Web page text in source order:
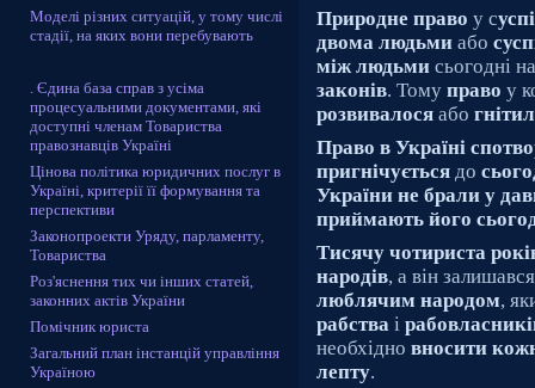
Моделі різних ситуацій, у тому числі
стадії, на яких вони перебувають
. Єдина база справ з усіма
процесуальними документами, які
доступні членам Товариства
правознавців Україні
Цінова політика юридичних послуг в
Україні, критерії її формування та
перспективи
Законопроекти Уряду, парламенту,
Товариства
Роз'яснення тих чи інших статей,
законних актів України
Помічник юриста
Загальний план інстанцій управління
Україною
Природне право у с
двома людьми або
між людьми сьогодні
законів. Тому право у
розвивалося або
Право в Україні
пригнічується до
України не брали у
приймають його
Тисячу чотириста
народів, а він
люблячим народом,
рабства і
необхідно вносити
лепту.